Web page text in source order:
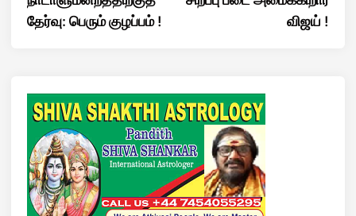
தேர்வு: பெரும் குழப்பம் !
விஜய் !